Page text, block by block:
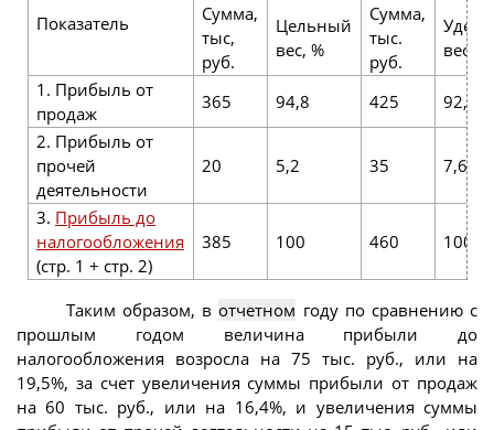
Показатель
Сумма,
тыс,
руб.
Цельный
вес, %
Сумма,
тыс.
руб.
вес, %
1. Прибыль от
продаж
365 94,8 425
92,4
2. Прибыль от
прочей
деятельности
20 5,2 35 7,6
3. Прибыль до
налогообложения
(стр. 1 + стр. 2)
385 100 460 100
Таким образом, вотчетном году по сравнению с
прошлым годом величина прибыли до
налогообложения возросла на 75 тыс. руб., или на
19,5%, за счет увеличения суммы прибыли от продаж
на 60 тыс. руб., или на 16,4%, и увеличения суммы